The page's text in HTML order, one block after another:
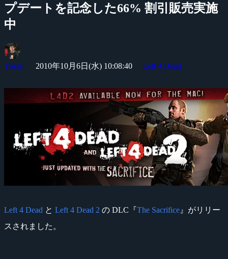
プデートを記念した66% 割引販売実施
中
Yossy 2010年10月6日(水) 10:08:40 Left 4 Dead
Left 4 Dead と Left 4 Dead 2 の DLC『The Sacrifice 』がリリー
スされました。